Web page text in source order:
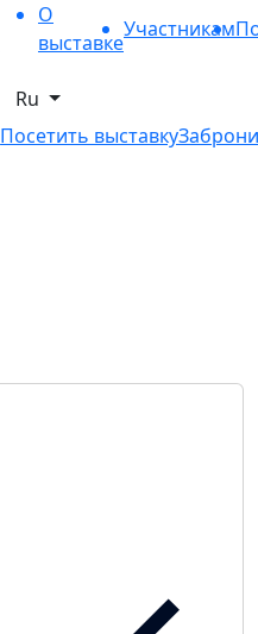
О
выставке
Участникам
Ru
Посетить выставку